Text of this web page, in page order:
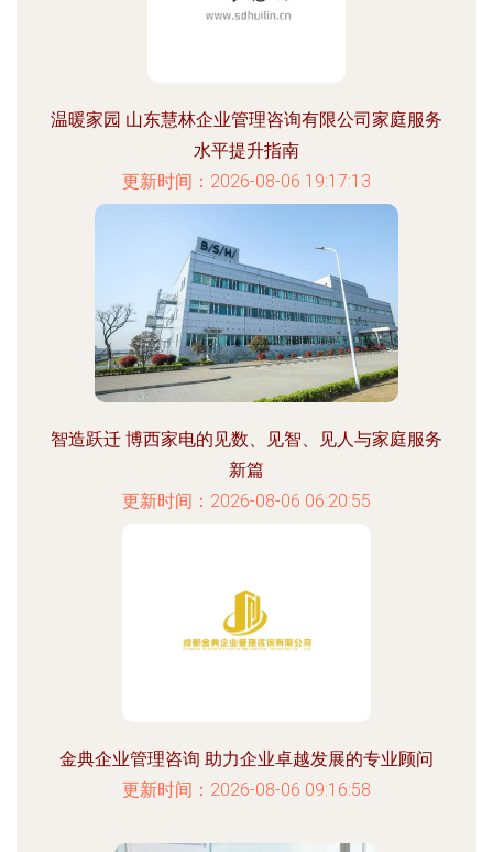
温暖家园 山东慧林企业管理咨询有限公司家庭服务
水平提升指南
更新时间：2026-08-06 19:17:13
智造跃迁 博西家电的见数、见智、见人与家庭服务
新篇
更新时间：2026-08-06 06:20:55
金典企业管理咨询 助力企业卓越发展的专业顾问
更新时间：2026-08-06 09:16:58